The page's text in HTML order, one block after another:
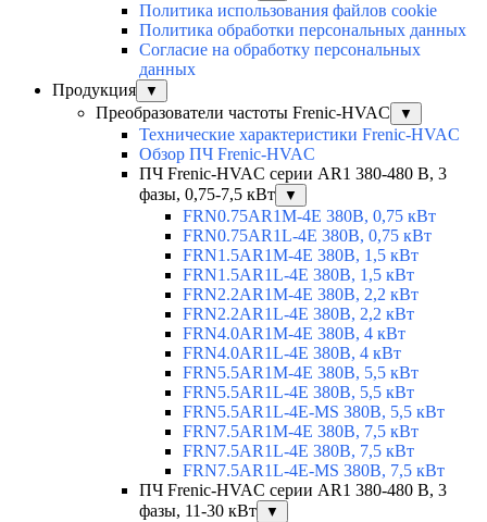
Политика использования файлов cookie
Политика обработки персональных данных
Согласие на обработку персональных
данных
Продукция
▼
Преобразователи частоты Frenic-HVAC ▼
Технические характеристики Frenic-HVAC
Обзор ПЧ Frenic-HVAC
ПЧ Frenic-HVAC серии AR1 380-480 В, 3
фазы, 0,75-7,5 кВт
▼
FRN0.75AR1M-4E 380В, 0,75 кВт
FRN0.75AR1L-4E 380В, 0,75 кВт
FRN1.5AR1M-4E 380В, 1,5 кВт
FRN1.5AR1L-4E 380В, 1,5 кВт
FRN2.2AR1M-4E 380В, 2,2 кВт
FRN2.2AR1L-4E 380В, 2,2 кВт
FRN4.0AR1M-4E 380В, 4 кВт
FRN4.0AR1L-4E 380В, 4 кВт
FRN5.5AR1M-4E 380В, 5,5 кВт
FRN5.5AR1L-4E 380В, 5,5 кВт
FRN5.5AR1L-4E-MS 380В, 5,5 кВт
FRN7.5AR1M-4E 380В, 7,5 кВт
FRN7.5AR1L-4E 380В, 7,5 кВт
FRN7.5AR1L-4E-MS 380В, 7,5 кВт
ПЧ Frenic-HVAC серии AR1 380-480 В, 3
фазы, 11-30 кВт
▼